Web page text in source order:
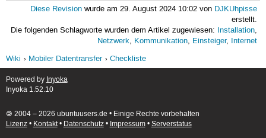
Diese Revision wurde am 29. August 2024 10:02 von DJKUhpisse
erstellt.
Die folgenden Schlagworte wurden dem Artikel zugewiesen: Installation,
Netzwerk, Kommunikation, Einsteiger, Internet
Wiki
Mobiler Datentransfer Checkliste
Powered by Inyoka
Inyoka 1.52.10
🄯 2004 – 2026 ubuntuusers.de • Einige Rechte vorbehalten
Lizenz• Kontakt• Datenschutz• Impressum• Serverstatus